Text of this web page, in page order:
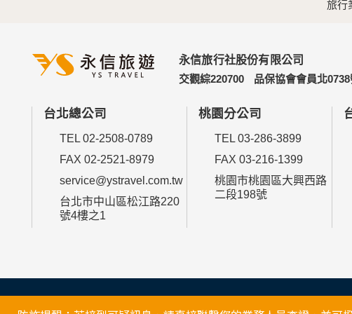
旅行
永信旅行社股份有限公司
交觀綜220700
品保協會會員北
台北總公司
TEL 02-2508-0789
FAX 02-2521-8979
service@ystravel.com.tw
台北市中山區松江路220
號4樓之1
桃園分公司
TEL 03-286-3899
FAX 03-216-1399
桃園市桃園區大興西路
二段198號